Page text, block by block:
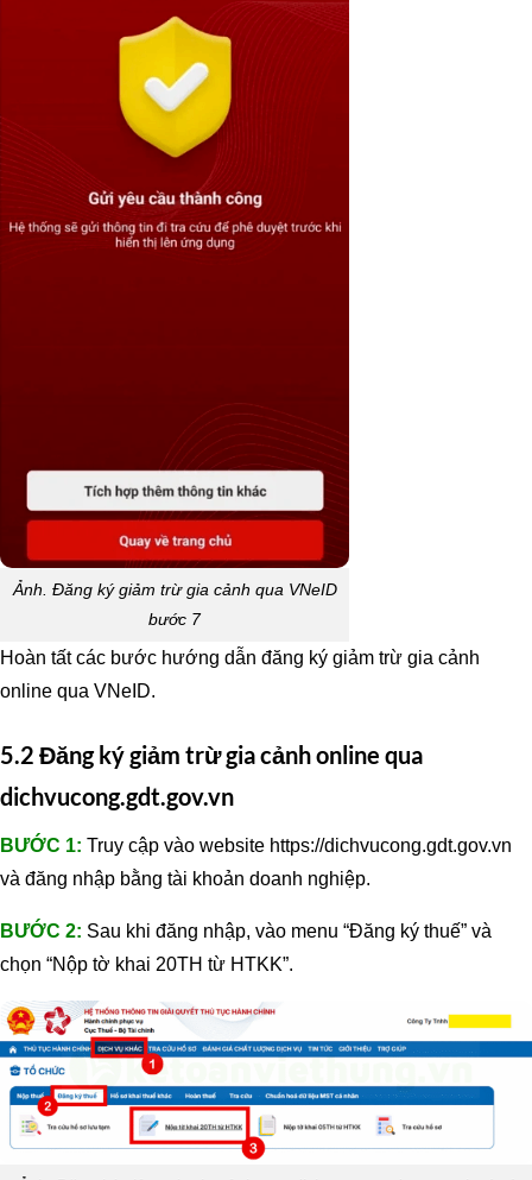
Ảnh. Đăng ký giảm trừ gia cảnh qua VNeID
bước 7
Hoàn tất các bước hướng dẫn đăng ký giảm trừ gia cảnh
online qua VNeID.
5.2 Đăng ký giảm trừ gia cảnh online qua
dichvucong.gdt.gov.vn
BƯỚC 1: Truy cập vào website https://dichvucong.gdt.gov.vn
và đăng nhập bằng tài khoản doanh nghiệp.
BƯỚC 2: Sau khi đăng nhập, vào menu “Đăng ký thuế” và
chọn “Nộp tờ khai 20TH từ HTKK”.